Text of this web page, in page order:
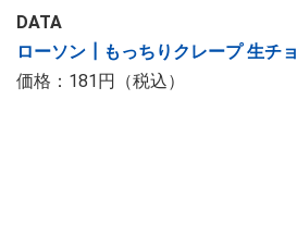
DATA
ローソン┃もっちりクレープ 生チ
価格：181円（税込）